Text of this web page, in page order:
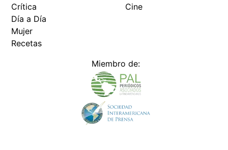
Crítica
Día a Día
Mujer
Recetas
Cine
Miembro de: